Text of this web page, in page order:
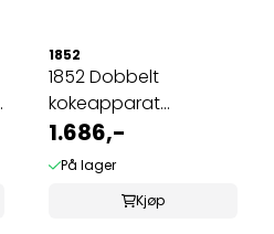
1852
1852 Dobbelt
kokeapparat
grill/gass
1.686,-
På lager
Kjøp